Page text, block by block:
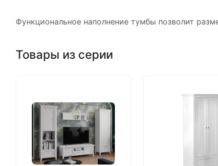
Функциональное наполнение тумбы позволит
Товары из серии